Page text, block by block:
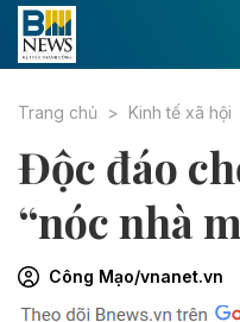
Trang chủ Kinh tế xã hội
Độc đáo
“nóc nhà
Công Mạo/vnanet.vn